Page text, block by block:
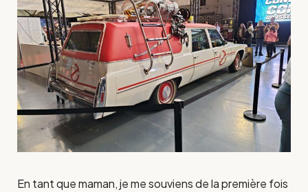
En tant que maman, je me souviens de la première fois